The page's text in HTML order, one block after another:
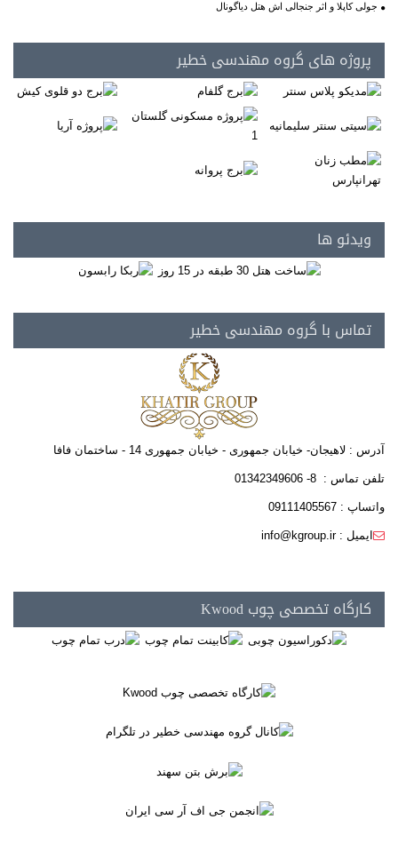
جولی کاپلا و اثر جنجالی اش هتل دیاگونال
پروژه های گروه مهندسی خطیر
ویدئو ها
تماس با گروه مهندسی خطیر
آدرس : لاهیجان- خیابان جمهوری - خیابان جمهوری 14 - ساختمان فافا
تلفن تماس : 8- 01342349606
واتساپ : 09111405567
ایمیل : info@kgroup.ir
کارگاه تخصصی چوب Kwood